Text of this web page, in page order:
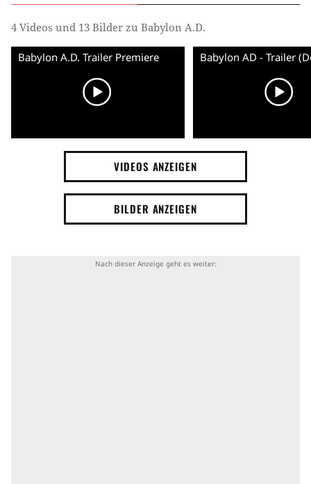
4 Videos und 13 Bilder zu Babylon A.D.
Babylon A.D. Trailer Premiere Babylon AD - Trailer
VIDEOS ANZEIGEN
BILDER ANZEIGEN